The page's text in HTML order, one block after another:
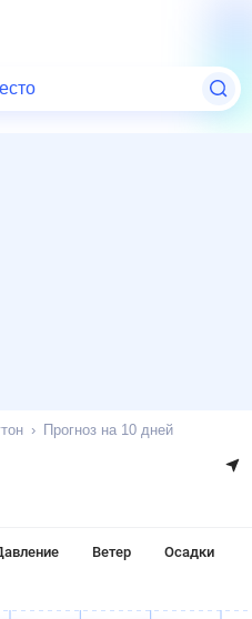
Прогноз на 10 дней
Ветер Осадки